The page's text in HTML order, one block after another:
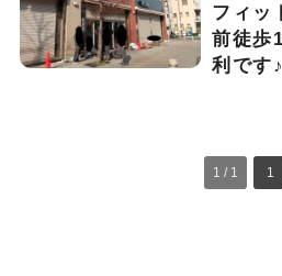
フィッ
前徒歩
利です♪
1 / 1 1